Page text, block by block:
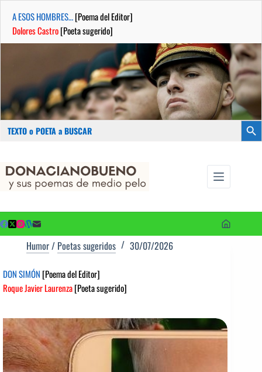
A ESOS HOMBRES…[Poema del Editor]
Dolores Castro[Poeta sugerido]
Buscar:
contenido
Humor/ Poetas sugeridos 30/07/2026
DON SIMÓN [Poema del Editor]
Roque Javier Laurenza[Poeta sugerido]